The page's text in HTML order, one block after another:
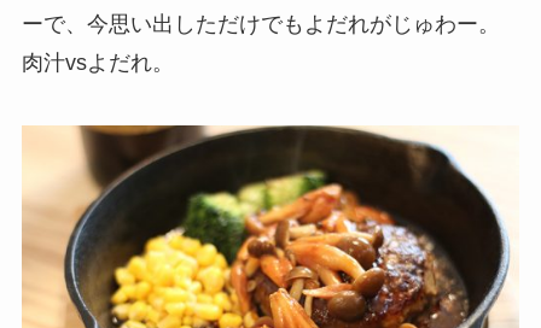
ーで、今思い出しただけでもよだれがじゅわー。
肉汁vsよだれ。